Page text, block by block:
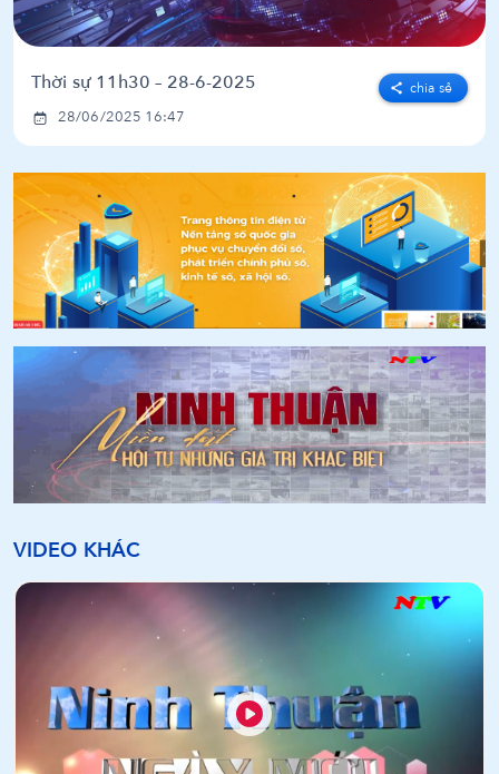
Thời sự 11h30 – 28-6-2025 chia sẻ
28/06/2025 16:47
VIDEO KHÁC